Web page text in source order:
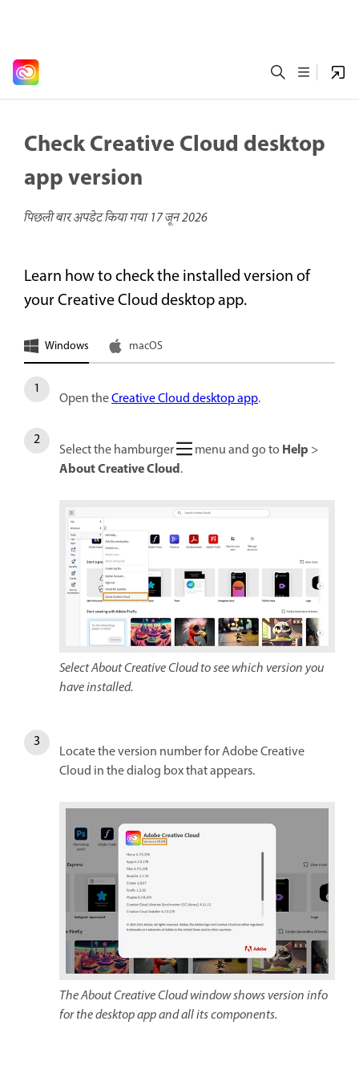
Check Creative Cloud desktop
app version
पिछली बार अपडेट किया गया17 जून 2026
Learn how to check the installed version of
your Creative Cloud desktop app.
Windows macOS
Open theCreative Cloud desktop app.
Select the hamburger menu and go to Help >
About Creative Cloud.
Select About Creative Cloud to see which version you
have installed.
Locate the version number for Adobe Creative
Cloud in the dialog box that appears.
The About Creative Cloud window shows version info
for the desktop app and all its components.